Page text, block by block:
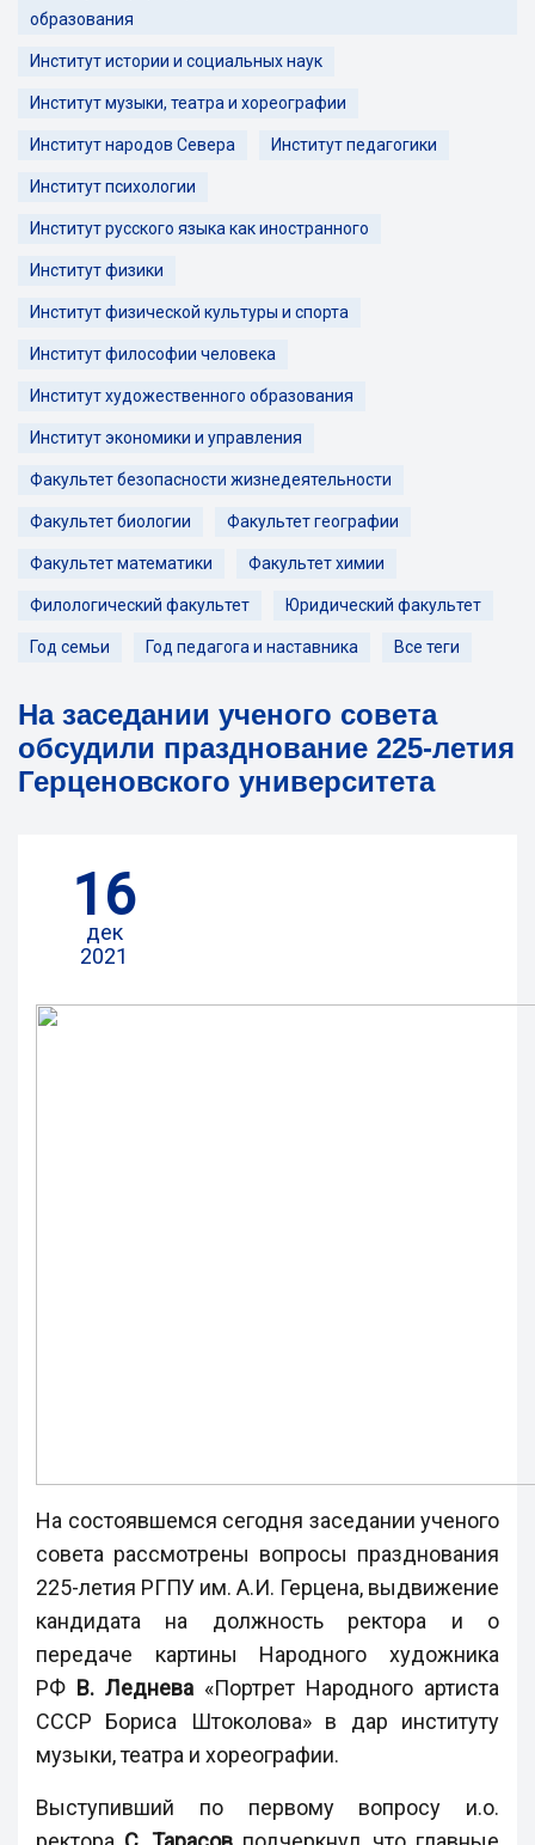
образования
Институт истории и социальных наук
Институт музыки, театра и хореографии
Институт народов Севера Институт педагогики
Институт психологии
Институт русского языка как иностранного
Институт физики
Институт физической культуры и спорта
Институт философии человека
Институт художественного образования
Институт экономики и управления
Факультет безопасности жизнедеятельности
Факультет биологии Факультет географии
Факультет математики Факультет химии
Филологический факультет Юридический факультет
Год семьи Год педагога и наставника Все теги
На заседании ученого совета
обсудили празднование 225-летия
Герценовского университета
16
дек
2021
На состоявшемся сегодня заседании ученого
совета рассмотрены вопросы празднования
225-летия РГПУ им. А.И. Герцена, выдвижение
кандидата на должность ректора и о
передаче картины Народного художника
РФ В. Леднева «Портрет Народного артиста
СССР Бориса Штоколова» в дар институту
музыки, театра и хореографии.
Выступивший по первому вопросу и.о.